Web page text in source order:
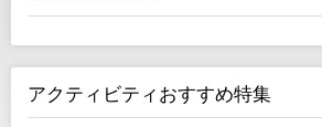
アクティビティおすすめ特集